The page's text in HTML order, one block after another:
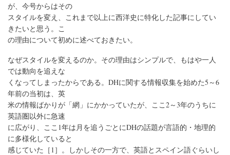
が、今号からはその
スタイルを変え、これまで以上に西洋史に特化した記事にしてい
きたいと思う。こ
の理由について初めに述べておきたい。
なぜスタイルを変えるのか。その理由はシンプルで、もはや一人
では動向を追えな
くなってしまったからである。DHに関する情報収集を始めた5～6
年前の当初は、英
米の情報ばかりが「網」にかかっていたが、ここ2～3年のうちに
英語圏以外に急速
に広がり、ここ1年は月を追うごとにDHの話題が言語的・地理的
に多様化していると
感じていた［1］。しかしその一方で、英語とスペイン語ぐらいし